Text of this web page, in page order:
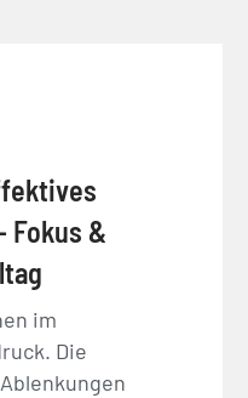
Fokus &
im
Die